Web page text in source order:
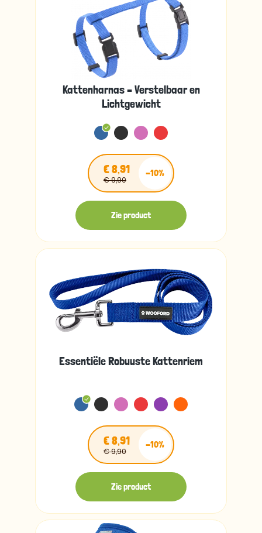
Kattenharnas – Verstelbaar en
Lichtgewicht
€ 8,91
€ 9,90
-10%
Zie product
Essentiële Robuuste Kattenriem
€ 8,91
€ 9,90
-10%
Zie product